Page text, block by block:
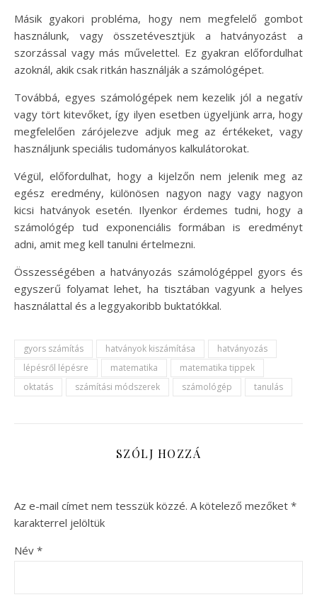
Másik gyakori probléma, hogy nem megfelelő gombot
használunk, vagy összetévesztjük a hatványozást a
szorzással vagy más művelettel. Ez gyakran előfordulhat
azoknál, akik csak ritkán használják a számológépet.
Továbbá, egyes számológépek nem kezelik jól a negatív
vagy tört kitevőket, így ilyen esetben ügyeljünk arra, hogy
megfelelően zárójelezve adjuk meg az értékeket, vagy
használjunk speciális tudományos kalkulátorokat.
Végül, előfordulhat, hogy a kijelzőn nem jelenik meg az
egész eredmény, különösen nagyon nagy vagy nagyon
kicsi hatványok esetén. Ilyenkor érdemes tudni, hogy a
számológép tud exponenciális formában is eredményt
adni, amit meg kell tanulni értelmezni.
Összességében a hatványozás számológéppel gyors és
egyszerű folyamat lehet, ha tisztában vagyunk a helyes
használattal és a leggyakoribb buktatókkal.
gyors számítás hatványok kiszámítása
hatványozás
lépésről lépésre
matematika
matematika tippek
oktatás
számítási módszerek számológép tanulás
SZÓLJ HOZZÁ
Az e-mail címet nem tesszük közzé. A kötelező mezőket *
karakterrel jelöltük
Név *